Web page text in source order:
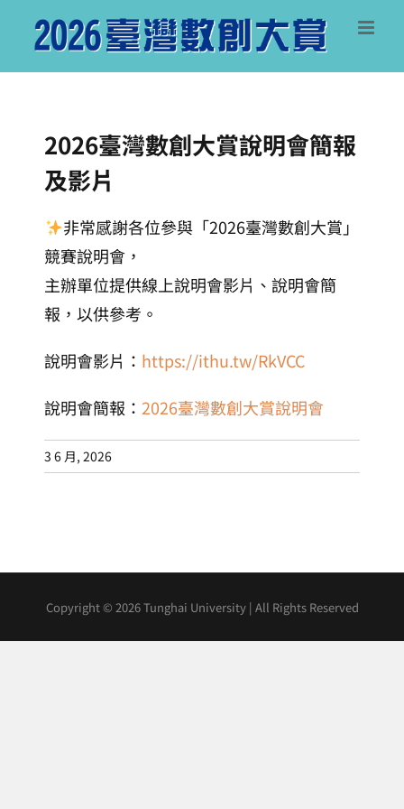
content
2026臺灣數創大賞說明會簡報
及影片
非常感謝各位參與「2026臺灣數創大賞」
競賽說明會，
主辦單位提供線上說明會影片、說明會簡
報，以供參考。
說明會影片： https://ithu.tw/RkVCC
說明會簡報： 2026臺灣數創大賞說明會
3 6 月, 2026
Copyright © 2026 Tunghai University | All Rights Reserved